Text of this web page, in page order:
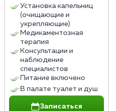
Установка капельниц
(очищающие и
укрепляющие)
Медикаментозная
терапия
Консультации и
наблюдение
специалистов
Питание включено
В палате туалет и душ
Записаться